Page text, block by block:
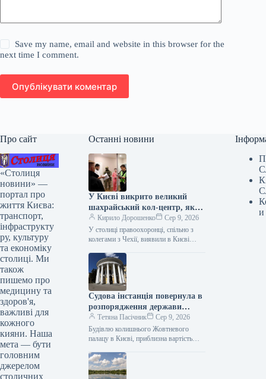
Save my name, email and website in this browser for the
next time I comment.
Опублікувати коментар
Про сайт
«Столиця
новини» —
портал про
життя Києва:
транспорт,
інфраструкту
ру, культуру
та економіку
столиці. Ми
також
пишемо про
медицину та
здоров'я,
важливі для
кожного
кияни. Наша
мета — бути
головним
джерелом
столичних
Останні новини
У Києві викрито великий
шахрайський кол-центр, який
обманув громадян ЄС майже
на 9 мільйонів гривень.
Кирило Дорошенко
Сер 9, 2026
У столиці правоохоронці, спільно з
колегами з Чехії, виявили в Києві
кошти у громадян Чеської Республіки.
…
Судова інстанція повернула в
розпорядження держави
будівлю Жовтневого палацу,
розташованого в Києві.
Тетяна Пасічник
Сер 9, 2026
Будівлю колишнього Жовтневого
палацу в Києві, приблизна вартість
повернуто у державне володіння. Про
це…
и